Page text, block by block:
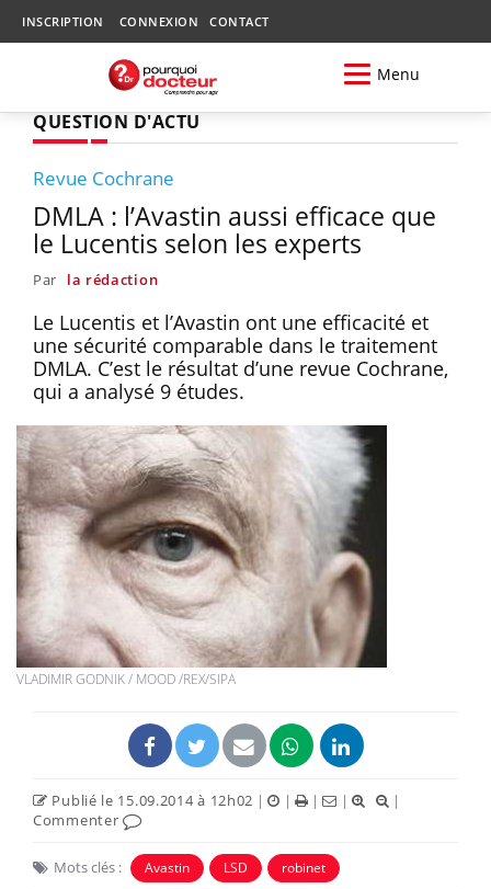
INSCRIPTION CONNEXION CONTACT
Menu
QUESTION D'ACTU
Revue Cochrane
DMLA : l’Avastin aussi efficace que
le Lucentis selon les experts
Par la rédaction
Le Lucentis et l’Avastin ont une efficacité et
une sécurité comparable dans le traitement
DMLA. C’est le résultat d’une revue Cochrane,
qui a analysé 9 études.
VLADIMIR GODNIK / MOOD /REX/SIPA
Publié le 15.09.2014 à 12h02 | | | |
|
Commenter
Mots clés : Avastin LSD robinet